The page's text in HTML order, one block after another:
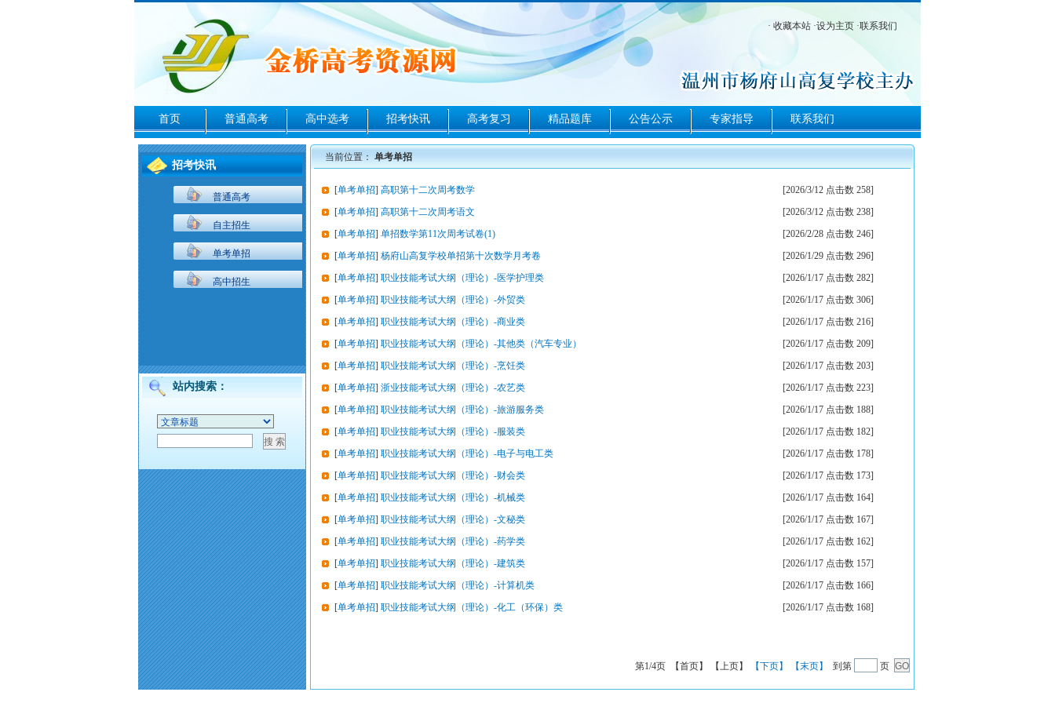
· 收藏本站 ·设为主页 ·联系我们
首页 普通高考 高中选考 招考快讯 高考复习 精品题库 公告公示 专家指导 联系我们
招考快讯
普通高考
自主招生
单考单招
高中招生
站内搜索：
当前位置： 单考单招
[单考单招] 高职第十二次周考数学
[2026/3/12 点击数 258]
[单考单招] 高职第十二次周考语文
[2026/3/12 点击数 238]
[单考单招] 单招数学第11次周考试卷(1)
[2026/2/28 点击数 246]
[单考单招] 杨府山高复学校单招第十次数学月考卷
[2026/1/29 点击数 296]
[单考单招] 职业技能考试大纲（理论）-医学护理类
[2026/1/17 点击数 282]
[单考单招] 职业技能考试大纲（理论）-外贸类
[2026/1/17 点击数 306]
[单考单招] 职业技能考试大纲（理论）-商业类
[2026/1/17 点击数 216]
[单考单招] 职业技能考试大纲（理论）-其他类（汽车专业）
[2026/1/17 点击数 209]
[单考单招] 职业技能考试大纲（理论）-烹饪类
[2026/1/17 点击数 203]
[单考单招] 浙业技能考试大纲（理论）-农艺类
[2026/1/17 点击数 223]
[单考单招] 职业技能考试大纲（理论）-旅游服务类
[2026/1/17 点击数 188]
[单考单招] 职业技能考试大纲（理论）-服装类
[2026/1/17 点击数 182]
[单考单招] 职业技能考试大纲（理论）-电子与电工类
[2026/1/17 点击数 178]
[单考单招] 职业技能考试大纲（理论）-财会类
[2026/1/17 点击数 173]
[单考单招] 职业技能考试大纲（理论）-机械类
[2026/1/17 点击数 164]
[单考单招] 职业技能考试大纲（理论）-文秘类
[2026/1/17 点击数 167]
[单考单招] 职业技能考试大纲（理论）-药学类
[2026/1/17 点击数 162]
[单考单招] 职业技能考试大纲（理论）-建筑类
[2026/1/17 点击数 157]
[单考单招] 职业技能考试大纲（理论）-计算机类
[2026/1/17 点击数 166]
[单考单招] 职业技能考试大纲（理论）-化工（环保）类 [2026/1/17 点击数 168]
第1/4页 【首页】 【上页】 【下页】 【末页】 到第 页